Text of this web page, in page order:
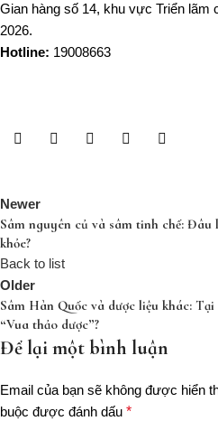
Gian hàng số 14, khu vực Triển lãm
2026.
Hotline: 19008663
Newer
Sâm nguyên củ và sâm tinh chế:
khỏe?
Back to list
Older
Sâm Hàn Quốc và dược liệu khác:
“Vua thảo dược”?
Để lại một bình luận
Email của bạn sẽ không được hiển
buộc được đánh dấu *